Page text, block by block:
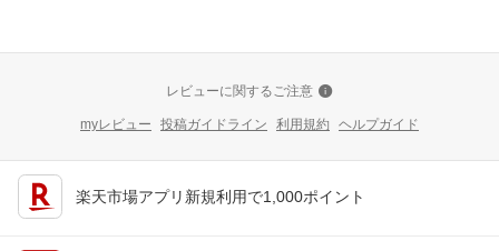
レビューに関するご注意
myレビュー 投稿ガイドライン 利用規約 ヘルプガイド
楽天市場アプリ新規利用で1,000ポイント